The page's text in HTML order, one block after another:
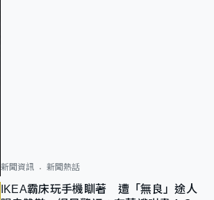
新聞資訊 新聞熱話
IKEA霸床玩手機瞓著 遭「無良」途人